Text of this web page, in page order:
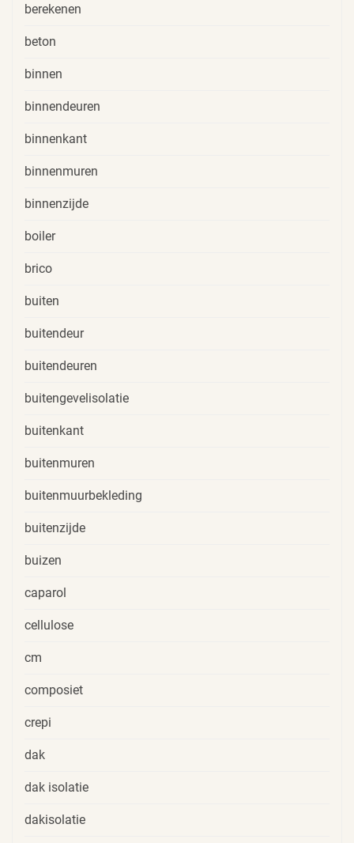
berekenen
beton
binnen
binnendeuren
binnenkant
binnenmuren
binnenzijde
boiler
brico
buiten
buitendeur
buitendeuren
buitengevelisolatie
buitenkant
buitenmuren
buitenmuurbekleding
buitenzijde
buizen
caparol
cellulose
cm
composiet
crepi
dak
dak isolatie
dakisolatie